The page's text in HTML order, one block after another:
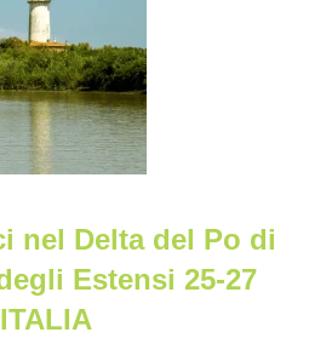
nel Delta del Po di
Estensi 25-27